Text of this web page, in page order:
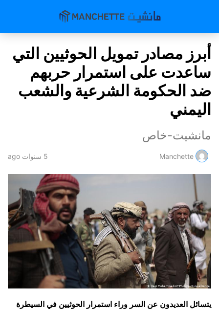
أبرز مصادر تمويل الحوثيين التي
ساعدت على استمرار حربهم
ضد الحكومة الشرعية والشعب
اليمني
مانشيت-خاص
Manchette 5 سنوات ago
يتسائل العديدون عن السر وراء استمرار الحوثيين في السيطرة